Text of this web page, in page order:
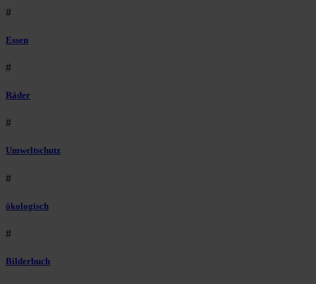
#
Essen
#
Räder
#
Umweltschutz
#
ökologisch
#
Bilderbuch